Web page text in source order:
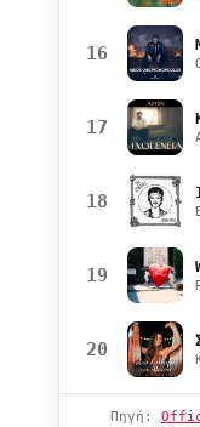
16
17
18
19
20
Πηγή: